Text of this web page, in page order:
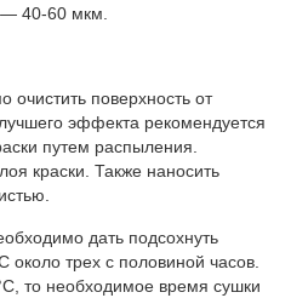
40-60 мкм.
очистить поверхность от
эффекта рекомендуется
путем распыления.
краски. Также наносить
дать подсохнуть
около трех с половиной часов.
то необходимое время сушки